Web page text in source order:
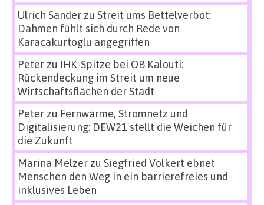
Ulrich Sanderzu Streit ums Bettelverbot:
Dahmen fühlt sich durch Rede von
Karacakurtoglu angegriffen
Peterzu IHK-Spitze bei OB Kalouti:
Rückendeckung im Streit um neue
Wirtschaftsflächen der Stadt
Peterzu Fernwärme, Stromnetz und
Digitalisierung: DEW21 stellt die Weichen für
die Zukunft
Marina Melzerzu Siegfried Volkert ebnet
Menschen den Weg in ein barrierefreies und
inklusives Leben